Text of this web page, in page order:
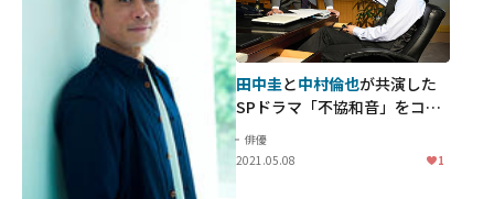
田中圭と中村倫也が共演した
SPドラマ「不協和音」をコラ
ムニスト・
俳優
2021.05.08
1